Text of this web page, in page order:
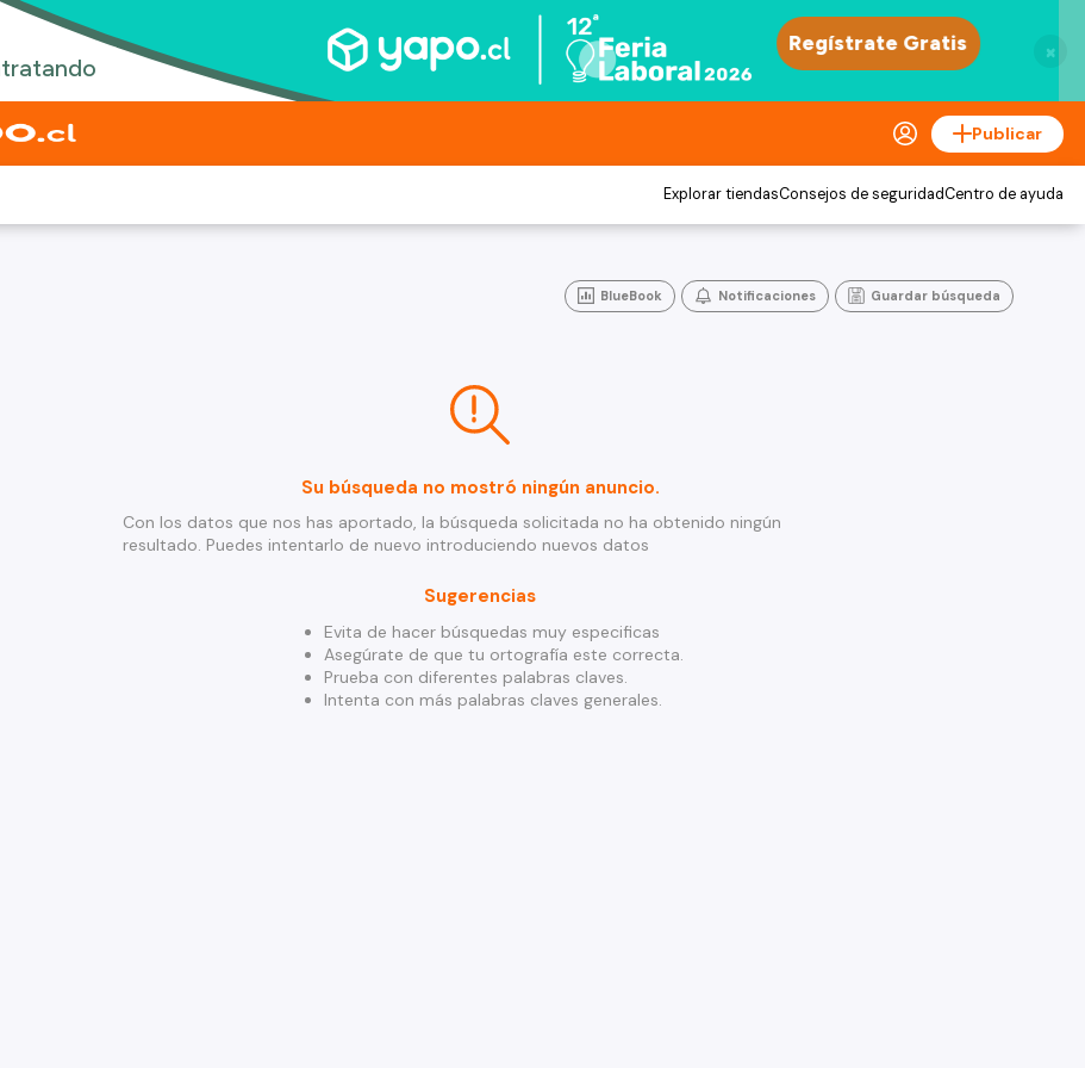
×
Publicar
Explorar tiendasConsejos de seguridadCentro de ayuda
BlueBook Notificaciones Guardar búsqueda
Su búsqueda no mostró ningún anuncio.
Con los datos que nos has aportado, la búsqueda solicitada no ha obtenido ningún
resultado. Puedes intentarlo de nuevo introduciendo nuevos datos
Sugerencias
Evita de hacer búsquedas muy especificas
Asegúrate de que tu ortografía este correcta.
Prueba con diferentes palabras claves.
Intenta con más palabras claves generales.